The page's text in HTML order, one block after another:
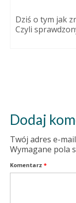
Dziś o tym jak
Czyli
Dodaj
Twój adres e-
Wymagane pola
Komentarz *